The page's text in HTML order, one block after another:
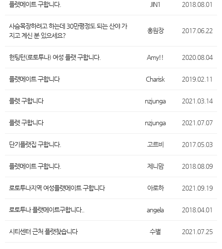
플렛메이트 구합니다. JIN1 2018.08.01
사슴목장하려고 하는데 30만평정도 되는 산야 가
지고 계신 분 있으세요?
홍원장 2017.06.22
헌팅턴(로토투나) 여성 플랫 구합니다. Amy!! 2020.08.04
플랫메이트 구합니다 Charisk 2019.02.11
플렛 구합니다 nzjunga 2021.03.14
플렛 구합니다 nzjunga 2021.07.07
단기플랫집 구합니다. 고르비 2017.05.03
플렛메이트 구합니다. 제니맘 2018.08.09
로토투나지역 여성플랫메이트 구합니다 아로하 2021.09.19
로토투나 플랫메이트구합니다.. angela 2018.04.01
시티센터 근처 플랫찾습니다 수별 2021.07.25